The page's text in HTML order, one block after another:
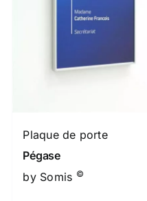
Plaque de porte
Pégase
by Somis ©